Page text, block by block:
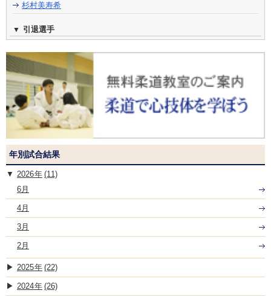
杉村美寿希
引退選手
年別試合結果
2026
(11)
6月
4月
3月
2月
2025 (22)
2024 (26)